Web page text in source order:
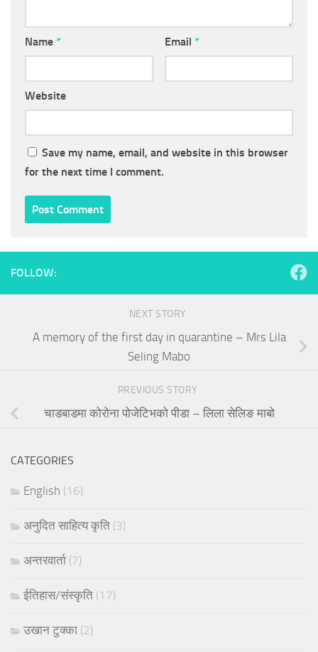
Name * Email *
Website
Save my name, email, and website in this browser
for the next time I comment.
FOLLOW:
NEXT STORY
A memory of the first day in quarantine – Mrs Lila
Seling Mabo
PREVIOUS STORY
चाडबाडमा कोरोना पोजेटिभको पीडा – लिला सेलिङ माबो
CATEGORIES
English (16)
अनुदित साहित्य कृति (3)
अन्तरवार्ता (7)
ईतिहास/संस्कृति (17)
उखान टुक्का (2)